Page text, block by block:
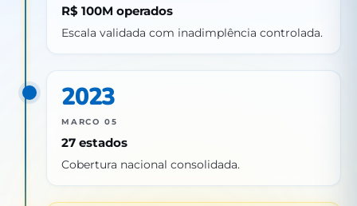
R$ 100M operados
Escala validada com inadimplência controlada.
2023
MARCO 05
27 estados
Cobertura nacional consolidada.